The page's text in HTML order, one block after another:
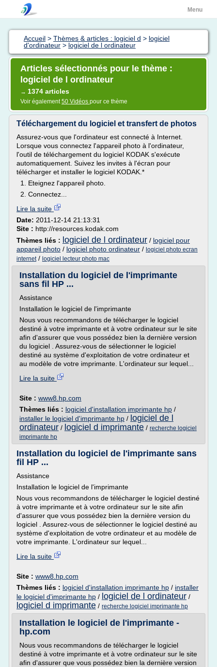
Menu
Accueil > Thèmes & articles : logiciel d > logiciel
d'ordinateur > logiciel de l ordinateur
Articles sélectionnés pour le thème :
logiciel de l ordinateur
→ 1374 articles
Voir également50 Vidéos pour ce thème
Téléchargement du logiciel et transfert de photos
Assurez-vous que l'ordinateur est connecté à Internet.
Lorsque vous connectez l'appareil photo à l'ordinateur,
l'outil de téléchargement du logiciel KODAK s'exécute
automatiquement. Suivez les invites à l'écran pour
télécharger et installer le logiciel KODAK.*
1. Eteignez l'appareil photo.
2. Connectez...
Lire la suite
Date: 2011-12-14 21:13:31
Site : http://resources.kodak.com
Thèmes liés : logiciel de l ordinateur / logiciel pour
appareil photo / logiciel photo ordinateur / logiciel photo ecran
internet/ logiciel lecteur photo mac
Installation du logiciel de l'imprimante
sans fil HP ...
Assistance
Installation le logiciel de l'imprimante
Nous vous recommandons de télécharger le logiciel
destiné à votre imprimante et à votre ordinateur sur le site
afin d'assurer que vous possédez bien la dernière version
du logiciel . Assurez-vous de sélectionner le logiciel
destiné au système d'exploitation de votre ordinateur et
au modèle de votre imprimante. L'ordinateur sur lequel...
Lire la suite
Site : www8.hp.com
Thèmes liés : logiciel d'installation imprimante hp /
installer le logiciel d'imprimante hp / logiciel de l
ordinateur / logiciel d imprimante / recherche logiciel
imprimante hp
Installation du logiciel de l'imprimante sans
fil HP ...
Assistance
Installation le logiciel de l'imprimante
Nous vous recommandons de télécharger le logiciel destiné
à votre imprimante et à votre ordinateur sur le site afin
d'assurer que vous possédez bien la dernière version du
logiciel . Assurez-vous de sélectionner le logiciel destiné au
système d'exploitation de votre ordinateur et au modèle de
votre imprimante. L'ordinateur sur lequel...
Lire la suite
Site : www8.hp.com
Thèmes liés : logiciel d'installation imprimante hp / installer
le logiciel d'imprimante hp / logiciel de l ordinateur /
logiciel d imprimante / recherche logiciel imprimante hp
Installation le logiciel de l'imprimante -
hp.com
Nous vous recommandons de télécharger le logiciel
destiné à votre imprimante et à votre ordinateur sur le site
afin d'assurer que vous possédez bien la dernière version